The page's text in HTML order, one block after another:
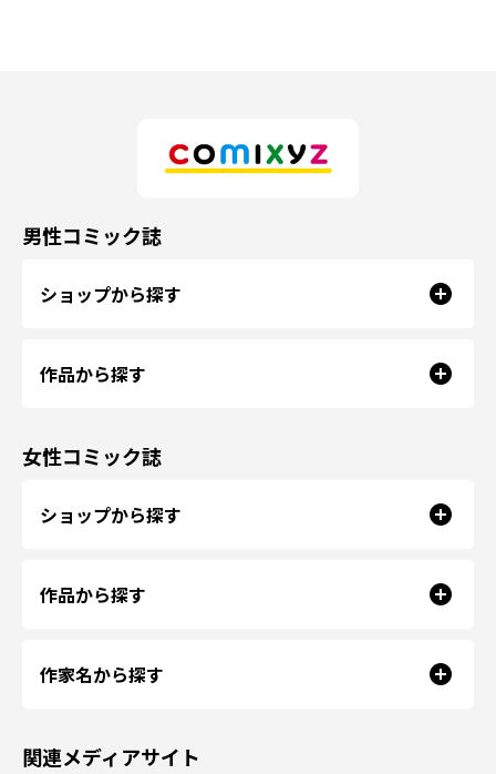
男性コミック誌
ショップから探す
作品から探す
女性コミック誌
ショップから探す
作品から探す
作家名から探す
関連メディアサイト